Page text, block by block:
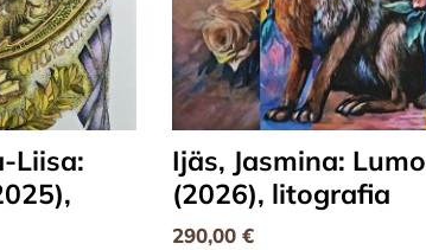
Liisa:
Ijäs, Jasmina: Lumo
(2026), litografia
290,00 €